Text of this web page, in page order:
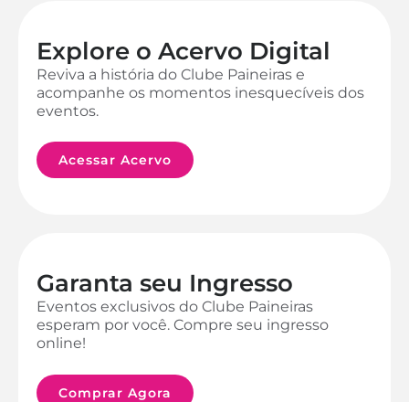
Explore o Acervo Digital
Reviva a história do Clube Paineiras e
acompanhe os momentos inesquecíveis dos
eventos.
Acessar Acervo
Garanta seu Ingresso
Eventos exclusivos do Clube Paineiras
esperam por você. Compre seu ingresso
online!
Comprar Agora